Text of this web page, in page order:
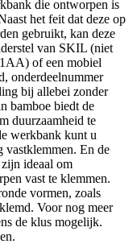
die ontworpen is
het feit dat deze op
gebruikt, kan deze
van SKIL (niet
of een mobiel
onderdeelnummer
bij allebei zonder
bamboe biedt de
duurzaamheid te
werkbank kunt u
vastklemmen. En de
ideaal om
vast te klemmen.
vormen, zoals
Voor nog meer
de klus mogelijk.